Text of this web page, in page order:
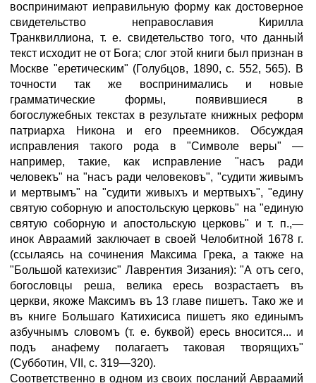
воспринимают иеправильную форму как достоверное
свидетельство неправославия Кирилла
Транквиллиона, т. е. свидетельство того, что данный
текст исходит не от Бога; слог этой книги был признан в
Москве "еретическим" (Голубцов, 1890, с. 552, 565). В
точности так же воспринимались и новые
грамматические формы, появившиеся в
богослужебных текстах в результате книжных реформ
патриарха Никона и его преемников. Обсуждая
исправления такого рода в "Символе веры" —
например, такие, как исправление "насъ ради
человекъ" на "насъ ради человековъ", "судити живымъ
и мертвымъ" на "судити живыхъ и мертвыхъ", "едину
святую соборную и апостольскую церковь" на "единую
святую соборную и апостольскую церковь" и т. п.,—
инок Авраамий заключает в своей Челобитной 1678 г.
(ссылаясь на сочинения Максима Грека, а также на
"Большой катехизис" Лаврентия Зизания): "А отъ сего,
богословцы реша, велика ересь возрастаетъ въ
церкви, якоже Максимъ въ 13 главе пишетъ. Тако же и
въ книге Большаго Катихисиса пишетъ яко единымъ
азбучнымъ словомъ (т. е. буквой) ересь вносится... и
подъ анафему полагаетъ таковая творящихъ"
(Субботин, VII, с. 319—320).
Соответственно в одном из своих посланий Авраамий